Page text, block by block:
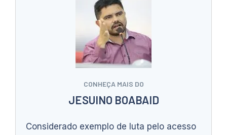
CONHEÇA MAIS DO
JESUINO BOABAID
Considerado exemplo de luta pelo acesso